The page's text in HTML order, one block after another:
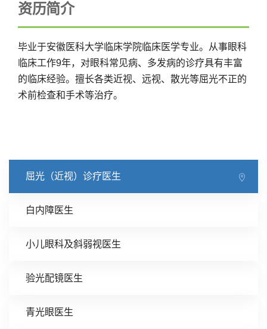
屈光（近视）诊疗医生
白内障医生
小儿眼科及斜弱视医生
验光配镜医生
青光眼医生
资历简介
毕业于安徽医科大学临床学院临床医学专业。从事眼科
临床工作9年，对眼科常见病、多发病的诊疗具有丰富
的临床经验。擅长各类近视、远视、散光等屈光不正的
术前检查和手术等治疗。